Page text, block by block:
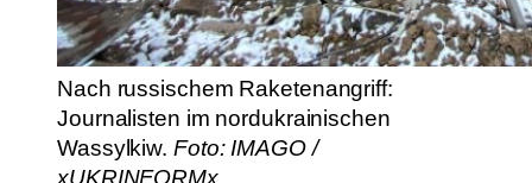
Nach russischem Raketenangriff:
Journalisten im nordukrainischen
Wassylkiw. Foto: IMAGO /